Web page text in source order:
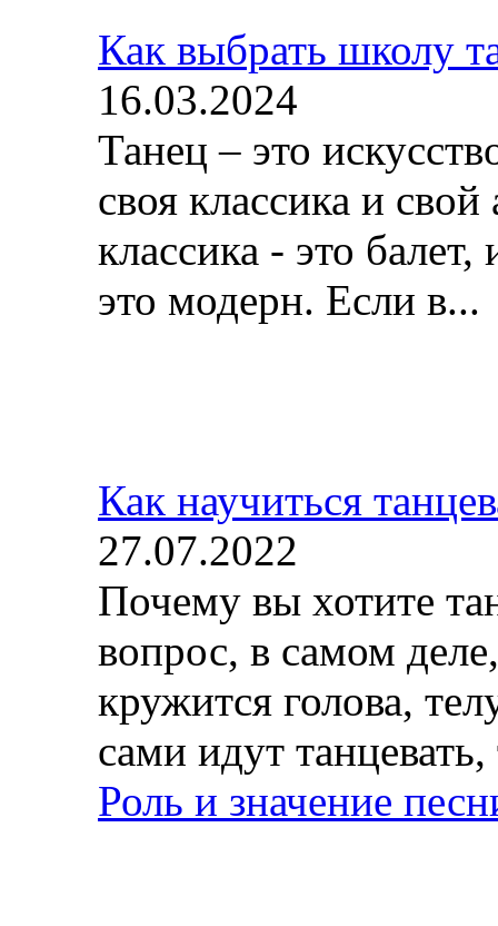
Как выбрать школу
16.03.2024
Танец – это
своя классика и
классика - это
это модерн. Если в...
Как научиться
27.07.2022
Почему вы хотите
вопрос, в самом
кружится голова,
сами идут танцевать,
Роль и значение